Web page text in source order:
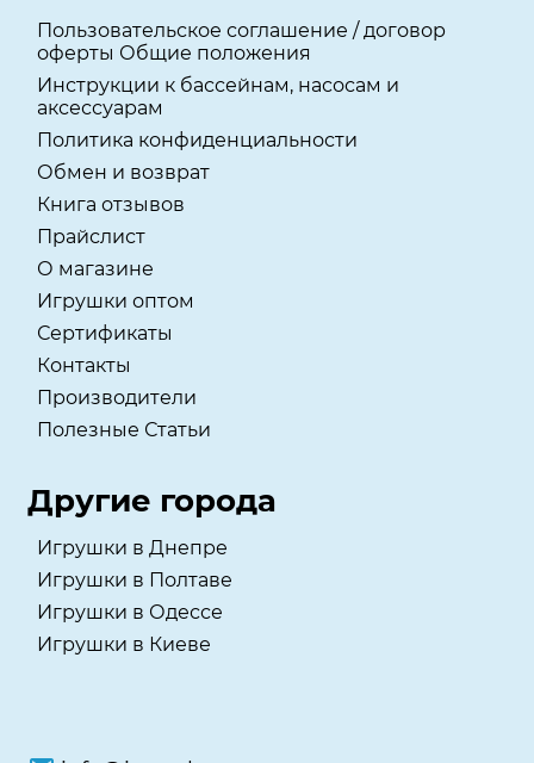
Пользовательское соглашение / договор
оферты Общие положения
Инструкции к бассейнам, насосам и
аксессуарам
Политика конфиденциальности
Обмен и возврат
Книга отзывов
Прайслист
О магазине
Игрушки оптом
Сертификаты
Контакты
Производители
Полезные Статьи
Другие города
Игрушки в Днепре
Игрушки в Полтаве
Игрушки в Одессе
Игрушки в Киеве